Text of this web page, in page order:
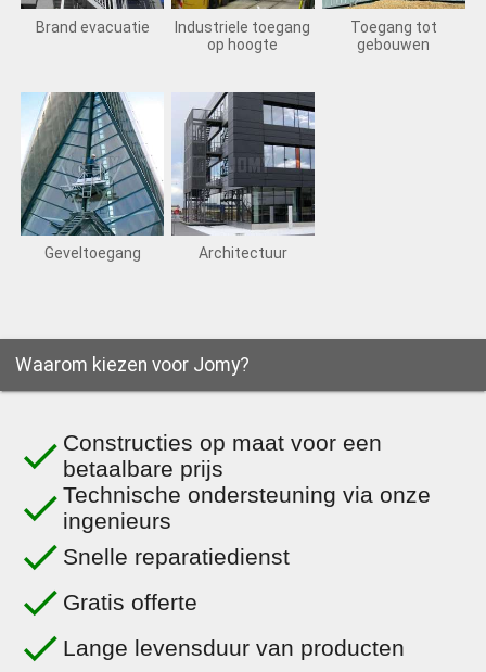
Brand evacuatie
Industriele toegang
op hoogte
Toegang tot
gebouwen
Geveltoegang Architectuur
Waarom kiezen voor Jomy?
done Constructies op maat voor een
betaalbare prijs
done Technische ondersteuning via onze
ingenieurs
done Snelle reparatiedienst
done Gratis offerte
done Lange levensduur van producten